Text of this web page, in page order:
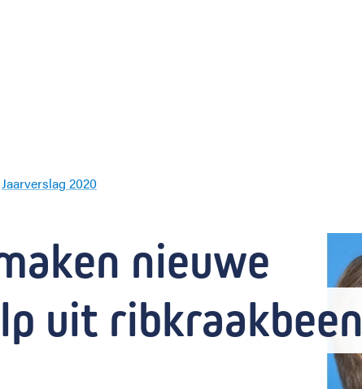
Jaarverslag 2020
s
e
nieuwe
uit ribkraakbeen